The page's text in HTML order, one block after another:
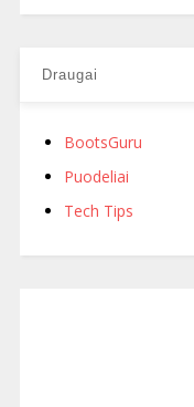
Draugai
BootsGuru
Puodeliai
Tech Tips